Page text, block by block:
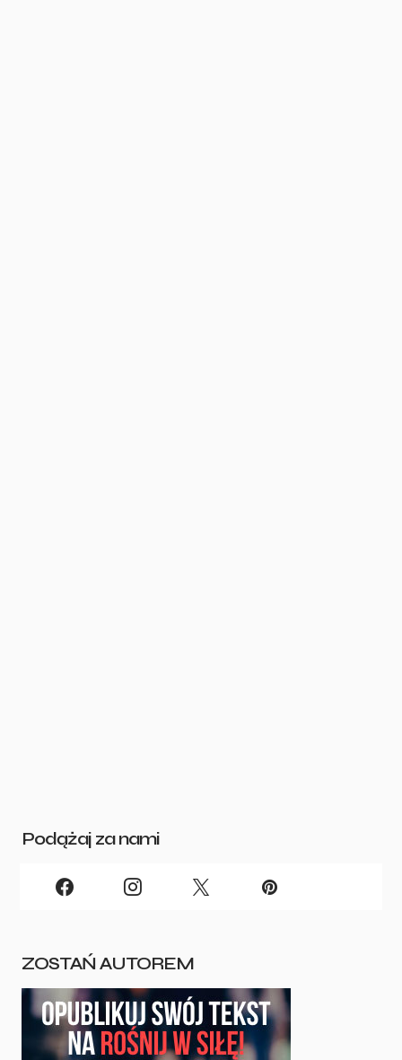
Podążaj za nami
ZOSTAŃ AUTOREM